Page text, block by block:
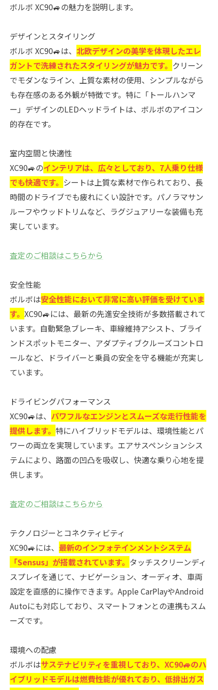
ボルボ XC90🚙の魅力を説明します。
デザインとスタイリング
ボルボ XC90🚙は、 北欧デザインの美学を体現したエレ
ガントで洗練されたスタイリングが魅力です。 クリーン
でモダンなライン、上質な素材の使用、シンプルながら
も存在感のある外観が特徴です。特に「トールハンマ
ー」デザインのLEDヘッドライトは、ボルボのアイコン
的存在です。
室内空間と快適性
XC90🚙のインテリアは、広々としており、7人乗り仕様
でも快適です。 シートは上質な素材で作られており、長
時間のドライブでも疲れにくい設計です。パノラマサン
ルーフやウッドトリムなど、ラグジュアリーな装備も充
実しています。
査定のご相談はこちらから
安全性能
ボルボは安全性能において非常に高い評価を受けていま
す。 XC90🚙には、最新の先進安全技術が多数搭載されて
います。自動緊急ブレーキ、車線維持アシスト、ブライ
ンドスポットモニター、アダプティブクルーズコントロ
ールなど、ドライバーと乗員の安全を守る機能が充実し
ています。
ドライビングパフォーマンス
XC90🚙は、 パワフルなエンジンとスムーズな走行性能を
提供します。 特にハイブリッドモデルは、環境性能とパ
ワーの両立を実現しています。エアサスペンションシス
テムにより、路面の凹凸を吸収し、快適な乗り心地を提
供します。
査定のご相談はこちらから
テクノロジーとコネクティビティ
XC90🚙には、 最新のインフォテインメントシステム
「Sensus」が搭載されています。 タッチスクリーンディ
スプレイを通じて、ナビゲーション、オーディオ、車両
設定を直感的に操作できます。Apple CarPlayやAndroid
Autoにも対応しており、スマートフォンとの連携もスム
ーズです。
環境への配慮
ボルボはサステナビリティを重視しており、XC90🚙のハ
イブリッドモデルは燃費性能が優れており、低排出ガス